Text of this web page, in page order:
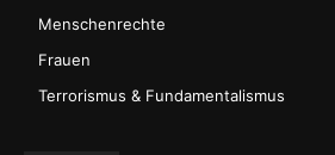
Menschenrechte
Frauen
Terrorismus & Fundamentalismus